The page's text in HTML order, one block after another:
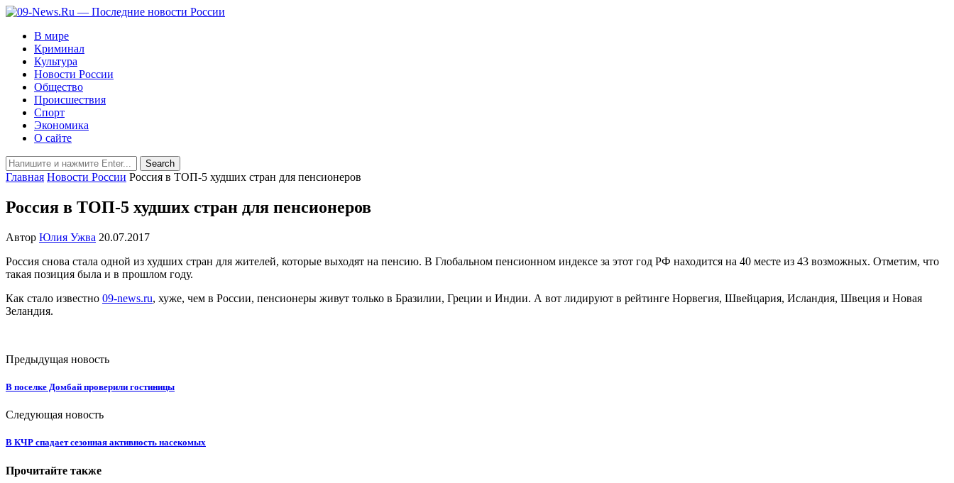
В мире
Криминал
Культура
Новости России
Общество
Происшествия
Спорт
Экономика
О сайте
Главная Новости России Россия в ТОП-5 худших стран для пенсионеров
Россия в ТОП-5 худших стран для пенсионеров
Автор Юлия Ужва 20.07.2017
Россия снова стала одной из худших стран для жителей, которые выходят на пенсию. В Глобальном пенсионном индексе за этот год РФ находится на 40 месте из 43 возможных. Отметим, что
такая позиция была и в прошлом году.
Как стало известно 09-news.ru, хуже, чем в России, пенсионеры живут только в Бразилии, Греции и Индии. А вот лидируют в рейтинге Норвегия, Швейцария, Исландия, Швеция и Новая
Зеландия.
Предыдущая новость
В поселке Домбай проверили гостиницы
Следующая новость
В КЧР спадает сезонная активность насекомых
Прочитайте также